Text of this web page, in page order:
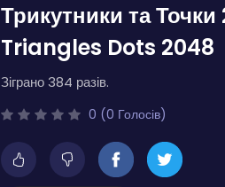
Трикутники та
Triangles Dots 2048
Зіграно 384 разів.
0 (0 Голосів)